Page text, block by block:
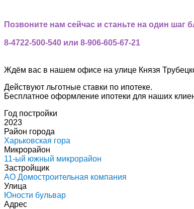
Позвоните нам сейчас и станьте на один шаг
8-4722-500-540 или 8-906-605-67-21
Ждём вас в нашем офисе на улице Князя
Действуют льготные ставки по ипотеке.
Бесплатное оформление ипотеки для наших
Год постройки
2023
Район города
Харьковская гора
Микрорайон
11-ый южный микрорайон
Застройщик
АО Домостроительная компания
Улица
Юности бульвар
Адрес